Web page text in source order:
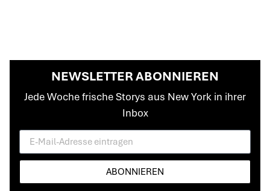
NEWSLETTER ABONNIEREN
Jede Woche frische Storys aus New York in ihrer
Inbox
ABONNIEREN